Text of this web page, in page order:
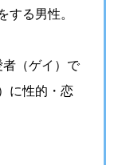
する男性。
者（ゲイ）で
に性的・恋